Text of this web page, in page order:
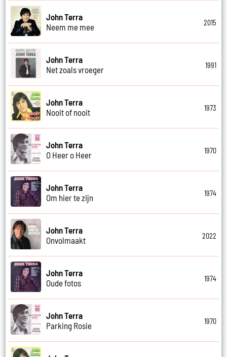
John Terra
Neem me mee
2015
John Terra
Net zoals vroeger
1991
John Terra
Nooit of nooit
1973
John Terra
O Heer o Heer
1970
John Terra
Om hier te zijn
1974
John Terra
Onvolmaakt
2022
John Terra
Oude fotos
1974
John Terra
Parking Rosie
1970